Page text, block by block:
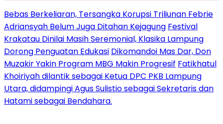
Bebas Berkeliaran, Tersangka Korupsi Triliunan Febrie
Adriansyah Belum Juga Ditahan Kejagung Festival
Krakatau Dinilai Masih Seremonial, Klasika Lampung
Dorong Penguatan Edukasi Dikomandoi Mas Dar, Don
Muzakir Yakin Program MBG Makin Progresif Fatikhatul
Khoiriyah dilantik sebagai Ketua DPC PKB Lampung
Utara, didampingi Agus Sulistio sebagai Sekretaris dan
Hatami sebagai Bendahara.